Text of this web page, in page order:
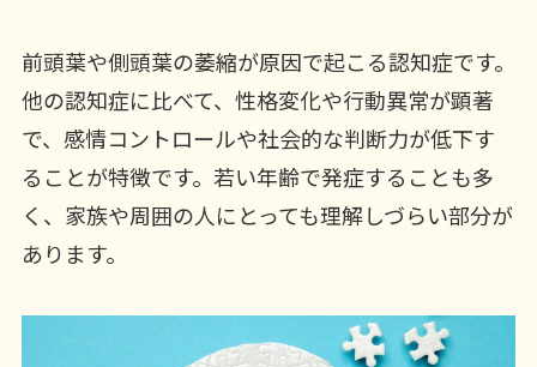
前頭葉や側頭葉の萎縮が原因で起こる認知症です。
他の認知症に比べて、性格変化や行動異常が顕著
で、感情コントロールや社会的な判断力が低下す
ることが特徴です。若い年齢で発症することも多
く、家族や周囲の人にとっても理解しづらい部分が
あります。